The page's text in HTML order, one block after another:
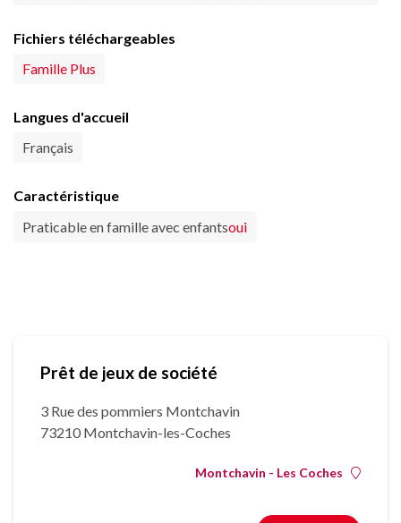
Fichiers téléchargeables
Famille Plus
Langues d'accueil
Français
Caractéristique
Praticable en famille avec enfantsoui
Prêt de jeux de société
3 Rue des pommiers Montchavin
73210 Montchavin-les-Coches
Montchavin - Les Coches